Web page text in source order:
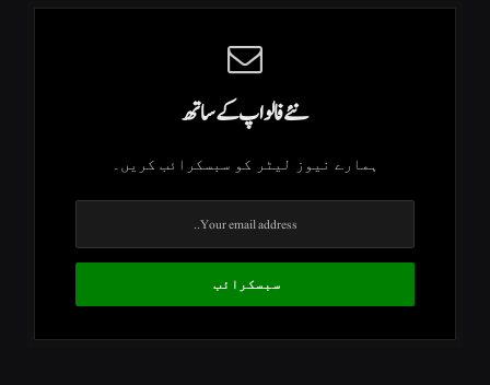
نئے فالو اپ کے ساتھ
ہمارے نیوز لیٹر کو سبسکرائب کریں۔